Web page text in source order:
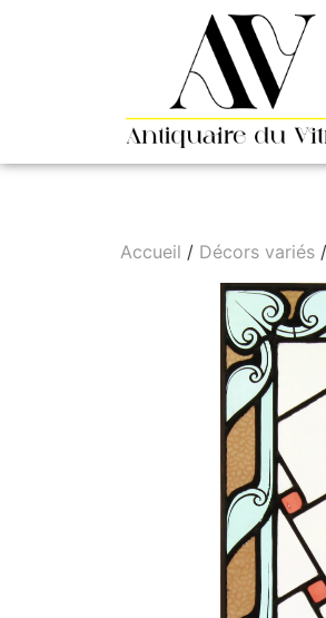
Accueil / Décors variés/